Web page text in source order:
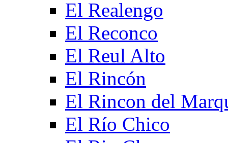
El Realengo
El Reconco
El Reul Alto
El Rincón
El Rincon del
El Río Chico